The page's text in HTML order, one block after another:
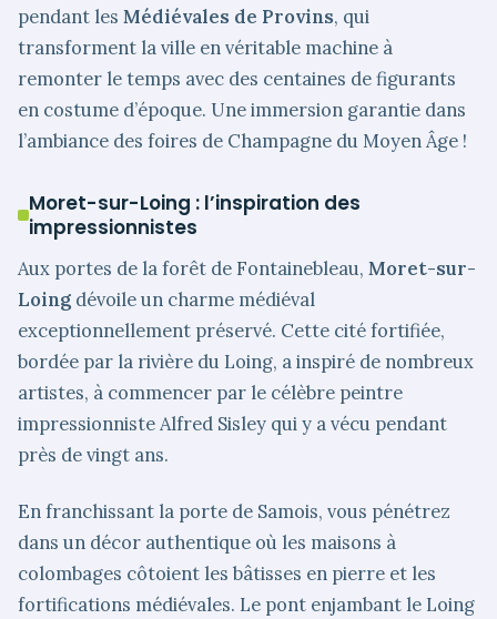
pendant les Médiévales de Provins, qui
transforment la ville en véritable machine à
remonter le temps avec des centaines de figurants
en costume d’époque. Une immersion garantie dans
l’ambiance des foires de Champagne du Moyen Âge !
Moret-sur-Loing : l’inspiration des
impressionnistes
Aux portes de la forêt de Fontainebleau, Moret-sur-
Loing dévoile un charme médiéval
exceptionnellement préservé. Cette cité fortifiée,
bordée par la rivière du Loing, a inspiré de nombreux
artistes, à commencer par le célèbre peintre
impressionniste Alfred Sisley qui y a vécu pendant
près de vingt ans.
En franchissant la porte de Samois, vous pénétrez
dans un décor authentique où les maisons à
colombages côtoient les bâtisses en pierre et les
fortifications médiévales. Le pont enjambant le Loing